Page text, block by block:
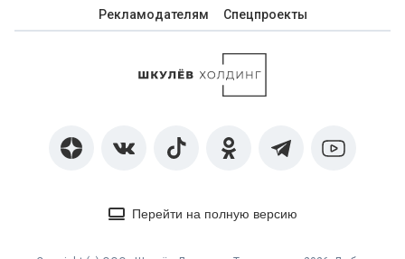
Рекламодателям
Спецпроекты
Перейти на полную версию